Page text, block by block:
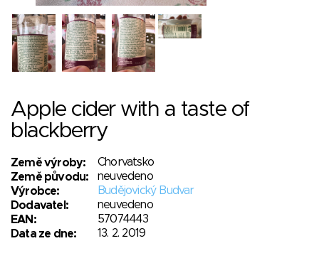
Apple cider with a taste of
blackberry
Země výroby:
Chorvatsko
Země původu:
neuvedeno
Výrobce:
Budějovický Budvar
Dodavatel:
neuvedeno
EAN:
57074443
Data ze dne:
13. 2. 2019